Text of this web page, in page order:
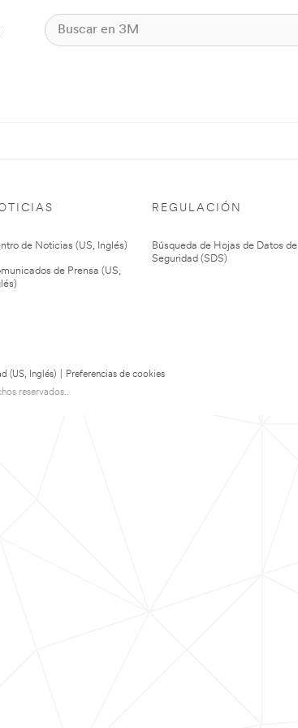
de Noticias (US, Inglés)
de Prensa (US,
REGULACIÓN
Búsqueda de Hojas de Datos de
Seguridad (SDS)
(US, Inglés)
Preferencias de cookies
reservados..